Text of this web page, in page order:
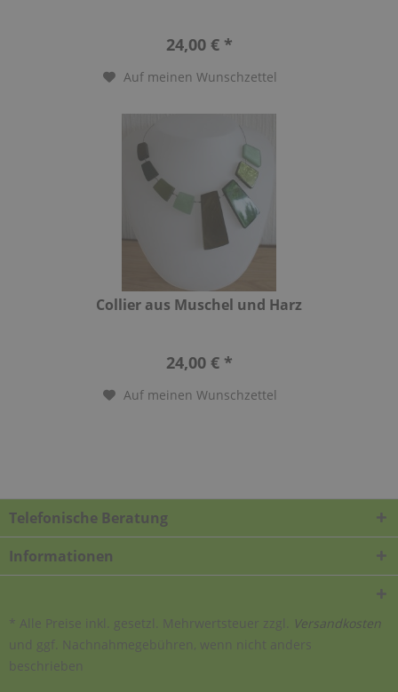
24,00 € *
Auf meinen Wunschzettel
Collier aus Muschel und Harz
24,00 € *
Auf meinen Wunschzettel
Telefonische Beratung
Informationen
* Alle Preise inkl. gesetzl. Mehrwertsteuer zzgl.
Versandkosten
und ggf. Nachnahmegebühren, wenn nicht anders
beschrieben